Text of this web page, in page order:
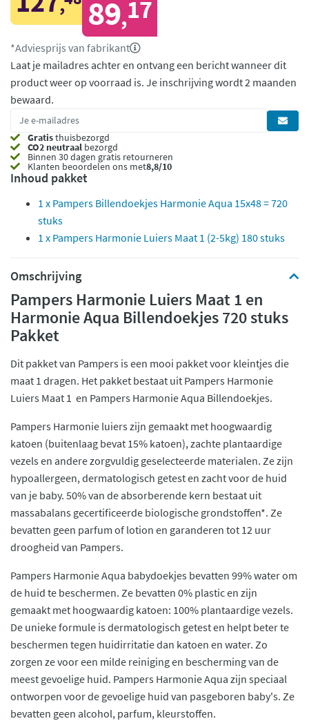
89,17
*Adviesprijs van fabrikant
Laat je mailadres achter en ontvang een bericht wanneer dit
product weer op voorraad is. Je inschrijving wordt 2 maanden
bewaard.
Gratisthuisbezorgd
CO2 neutraal bezorgd
Binnen 30 dagen gratis retourneren
Klanten beoordelen ons met8,8/10
Inhoud pakket
1 x Pampers Billendoekjes Harmonie Aqua 15x48 = 720
stuks
1 x Pampers Harmonie Luiers Maat 1 (2-5kg) 180 stuks
Omschrijving
Pampers Harmonie Luiers Maat 1 en
Harmonie Aqua Billendoekjes 720 stuks
Pakket
Dit pakket van Pampers is een mooi pakket voor kleintjes die
maat 1 dragen. Het pakket bestaat uit Pampers Harmonie
Luiers Maat 1 en Pampers Harmonie Aqua Billendoekjes.
Pampers Harmonie luiers zijn gemaakt met hoogwaardig
katoen (buitenlaag bevat 15% katoen), zachte plantaardige
vezels en andere zorgvuldig geselecteerde materialen. Ze zijn
hypoallergeen, dermatologisch getest en zacht voor de huid
van je baby. 50% van de absorberende kern bestaat uit
massabalans gecertificeerde biologische grondstoffen*. Ze
bevatten geen parfum of lotion en garanderen tot 12 uur
droogheid van Pampers.
Pampers Harmonie Aqua babydoekjes bevatten 99% water om
de huid te beschermen. Ze bevatten 0% plastic en zijn
gemaakt met hoogwaardig katoen: 100% plantaardige vezels.
De unieke formule is dermatologisch getest en helpt beter te
beschermen tegen huidirritatie dan katoen en water. Zo
zorgen ze voor een milde reiniging en bescherming van de
meest gevoelige huid. Pampers Harmonie Aqua zijn speciaal
ontworpen voor de gevoelige huid van pasgeboren baby's. Ze
bevatten geen alcohol, parfum, kleurstoffen.